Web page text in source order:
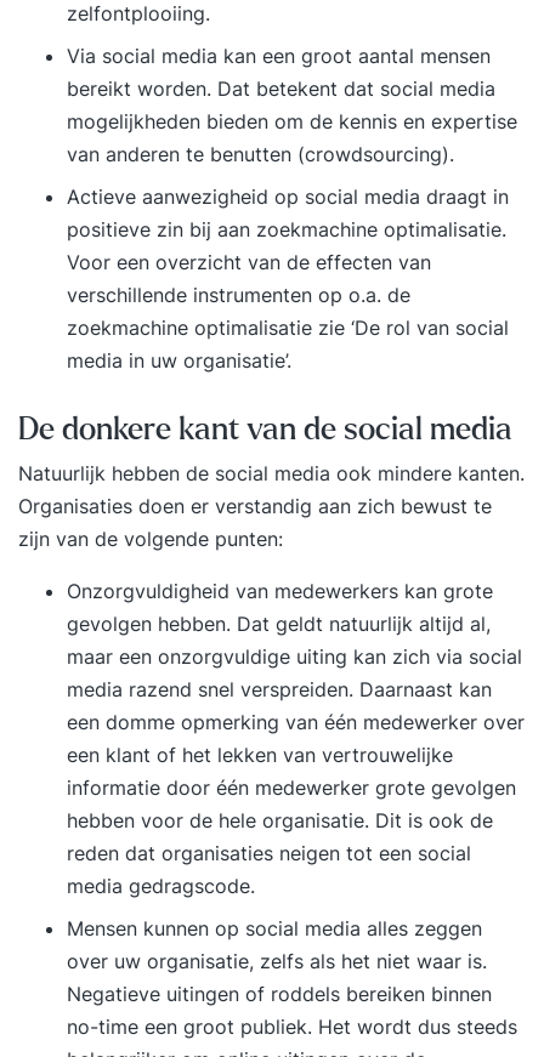
zelfontplooiing.
Via social media kan een groot aantal mensen
bereikt worden. Dat betekent dat social media
mogelijkheden bieden om de kennis en expertise
van anderen te benutten (crowdsourcing).
Actieve aanwezigheid op social media draagt in
positieve zin bij aan zoekmachine optimalisatie.
Voor een overzicht van de effecten van
verschillende instrumenten op o.a. de
zoekmachine optimalisatie zie ‘De rol van social
media in uw organisatie’.
De donkere kant van de social media
Natuurlijk hebben de social media ook mindere kanten.
Organisaties doen er verstandig aan zich bewust te
zijn van de volgende punten:
Onzorgvuldigheid van medewerkers kan grote
gevolgen hebben. Dat geldt natuurlijk altijd al,
maar een onzorgvuldige uiting kan zich via social
media razend snel verspreiden. Daarnaast kan
een domme opmerking van één medewerker over
een klant of het lekken van vertrouwelijke
informatie door één medewerker grote gevolgen
hebben voor de hele organisatie. Dit is ook de
reden dat organisaties neigen tot een social
media gedragscode.
Mensen kunnen op social media alles zeggen
over uw organisatie, zelfs als het niet waar is.
Negatieve uitingen of roddels bereiken binnen
no-time een groot publiek. Het wordt dus steeds